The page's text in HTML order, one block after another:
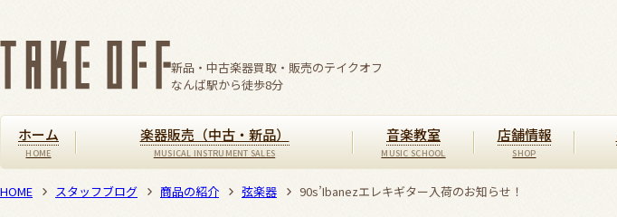
新品・中古楽器買取・販売のテイクオフ
なんば駅から徒歩8分
ホーム 楽器販売（中古・新品） 音楽教室 店舗情報
HOME スタッフブログ 商品の紹介 弦楽器 90s’Ibanezエレキギター入荷のお知らせ！